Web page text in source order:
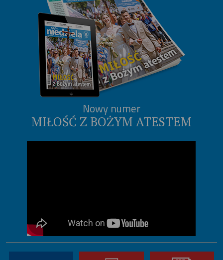
Nowy numer
MIŁOŚĆ Z BOŻYM ATESTEM